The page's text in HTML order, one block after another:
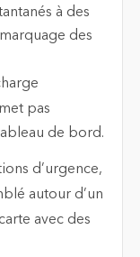
à des
des
pas
de bord.